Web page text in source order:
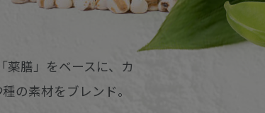
膳」をベースに、カ
の素材をブレンド。